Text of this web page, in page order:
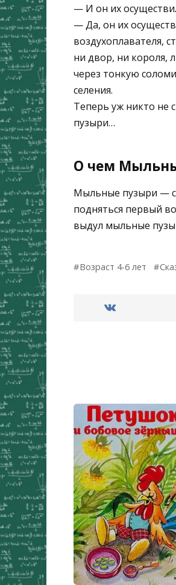
— И он их
— Да, он их
воздухоплавателя,
ни двор, ни короля,
через тонкую
селения.
Теперь уж никто не
пузыри…
О чем
Мыльные пузыри —
подняться первый
выдул мыльные
Возраст 4-6 лет